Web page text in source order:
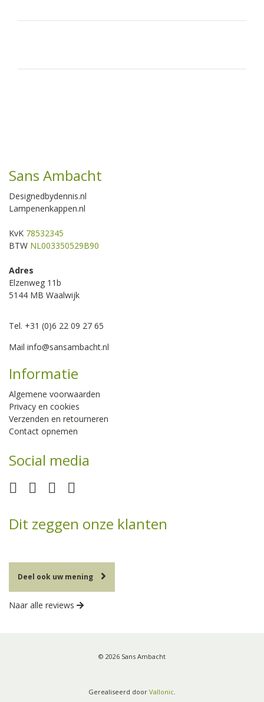
Sans Ambacht
Designedbydennis.nl
Lampenenkappen.nl
KvK 78532345
BTW NL003350529B90
Adres
Elzenweg 11b
5144 MB Waalwijk
Tel. +31 (0)6 22 09 27 65
Mail info@sansambacht.nl
Informatie
Algemene voorwaarden
Privacy en cookies
Verzenden en retourneren
Contact opnemen
Social media
Dit zeggen onze klanten
Deel ook uw mening
Naar alle reviews
© 2026 Sans Ambacht
Gerealiseerd door Vallonic